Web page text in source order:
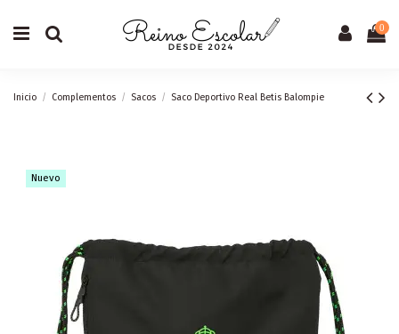
0
Inicio Complementos Sacos Saco Deportivo Real Betis Balompie
Nuevo